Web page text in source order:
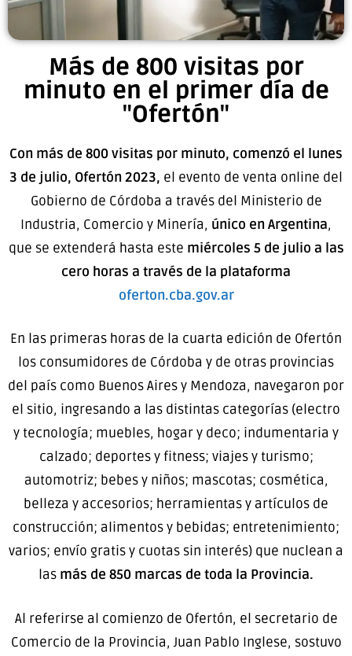
Más de 800 visitas por
minuto en el primer día de
"Ofertón"
Con más de 800 visitas por minuto, comenzó el lunes
3 de julio, Ofertón 2023, el evento de venta online del
Gobierno de Córdoba a través del Ministerio de
Industria, Comercio y Minería, único en Argentina,
que se extenderá hasta este miércoles 5 de julio a las
cero horas a través de la plataforma
oferton.cba.gov.ar
En las primeras horas de la cuarta edición de Ofertón
los consumidores de Córdoba y de otras provincias
del país como Buenos Aires y Mendoza, navegaron por
el sitio, ingresando a las distintas categorías (electro
y tecnología; muebles, hogar y deco; indumentaria y
calzado; deportes y fitness; viajes y turismo;
automotriz; bebes y niños; mascotas; cosmética,
belleza y accesorios; herramientas y artículos de
construcción; alimentos y bebidas; entretenimiento;
varios; envío gratis y cuotas sin interés) que nuclean a
las más de 850 marcas de toda la Provincia.
Al referirse al comienzo de Ofertón, el secretario de
Comercio de la Provincia, Juan Pablo Inglese, sostuvo